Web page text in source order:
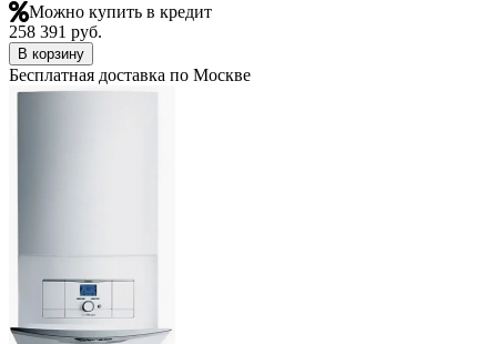
Можно купить в кредит
258 391 руб.
В корзину
Бесплатная доставка по Москве